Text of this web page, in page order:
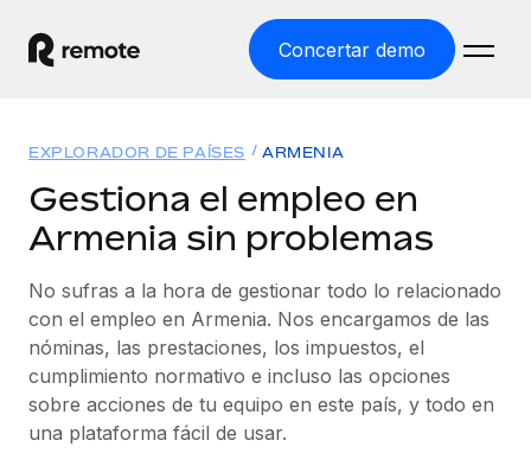
Concertar demo
EMPLEO GLOBAL
Nómina global
Gestiona las nóminas de forma sencilla y conforme a la
legalidad.
Employer of Record
Expándete en todo el mundo sin gastar en entidades.
Soluciones
COBERTURA MUNDIAL
Explorador de países
Consulta el soporte del empleo global según el país.
Explorador estatal de EE. UU.
Simplifica la contratación en todos los estados de EE.
Recursos
HERRAMIENTAS Y CALCULADORAS
Calculadora del riesgo de clasificación errónea
Consulta el riesgo de clasificación errónea por país.
Precios
EXPLORADOR DE PAÍSES ARMENIA
Gestiona el empleo en
Armenia sin problemas
No sufras a la hora de gestionar todo lo relacionado
con el empleo en Armenia. Nos encargamos de las
nóminas, las prestaciones, los impuestos, el
cumplimiento normativo e incluso las opciones
sobre acciones de tu equipo en este país, y todo en
una plataforma fácil de usar.